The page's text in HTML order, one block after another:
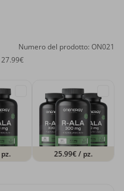
Numero del prodotto: ON021
25.99€/ pz.